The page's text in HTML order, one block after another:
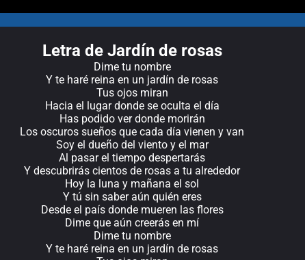
Letra de Jardín de rosas
Dime tu nombre
Y te haré reina en un jardín de rosas
Tus ojos miran
Hacia el lugar donde se oculta el día
Has podido ver donde morirán
Los oscuros sueños que cada día vienen y van
Soy el dueño del viento y el mar
Al pasar el tiempo despertarás
Y descubrirás cientos de rosas a tu alrededor
Hoy la luna y mañana el sol
Y tú sin saber aún quién eres
Desde el país donde mueren las flores
Dime que aún creerás en mí
Dime tu nombre
Y te haré reina en un jardín de rosas